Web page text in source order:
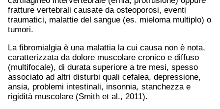
fratture vertebrali causate da osteoporosi, eventi
traumatici, malattie del sangue (es. mieloma multiplo) o
tumori.
La fibromialgia è una malattia la cui causa non è nota,
caratterizzata da dolore muscolare cronico e diffuso
(multifocale), di durata superiore a tre mesi, spesso
associato ad altri disturbi quali cefalea, depressione,
ansia, problemi intestinali, insonnia, stanchezza e
rigidità muscolare (Smith et al., 2011).